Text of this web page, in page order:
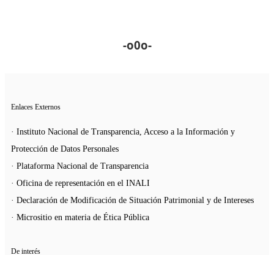
-o0o-
Enlaces Externos
· Instituto Nacional de Transparencia, Acceso a la Información y
Protección de Datos Personales
· Plataforma Nacional de Transparencia
· Oficina de representación en el INALI
· Declaración de Modificación de Situación Patrimonial y de Intereses
· Micrositio en materia de Ética Pública
De interés